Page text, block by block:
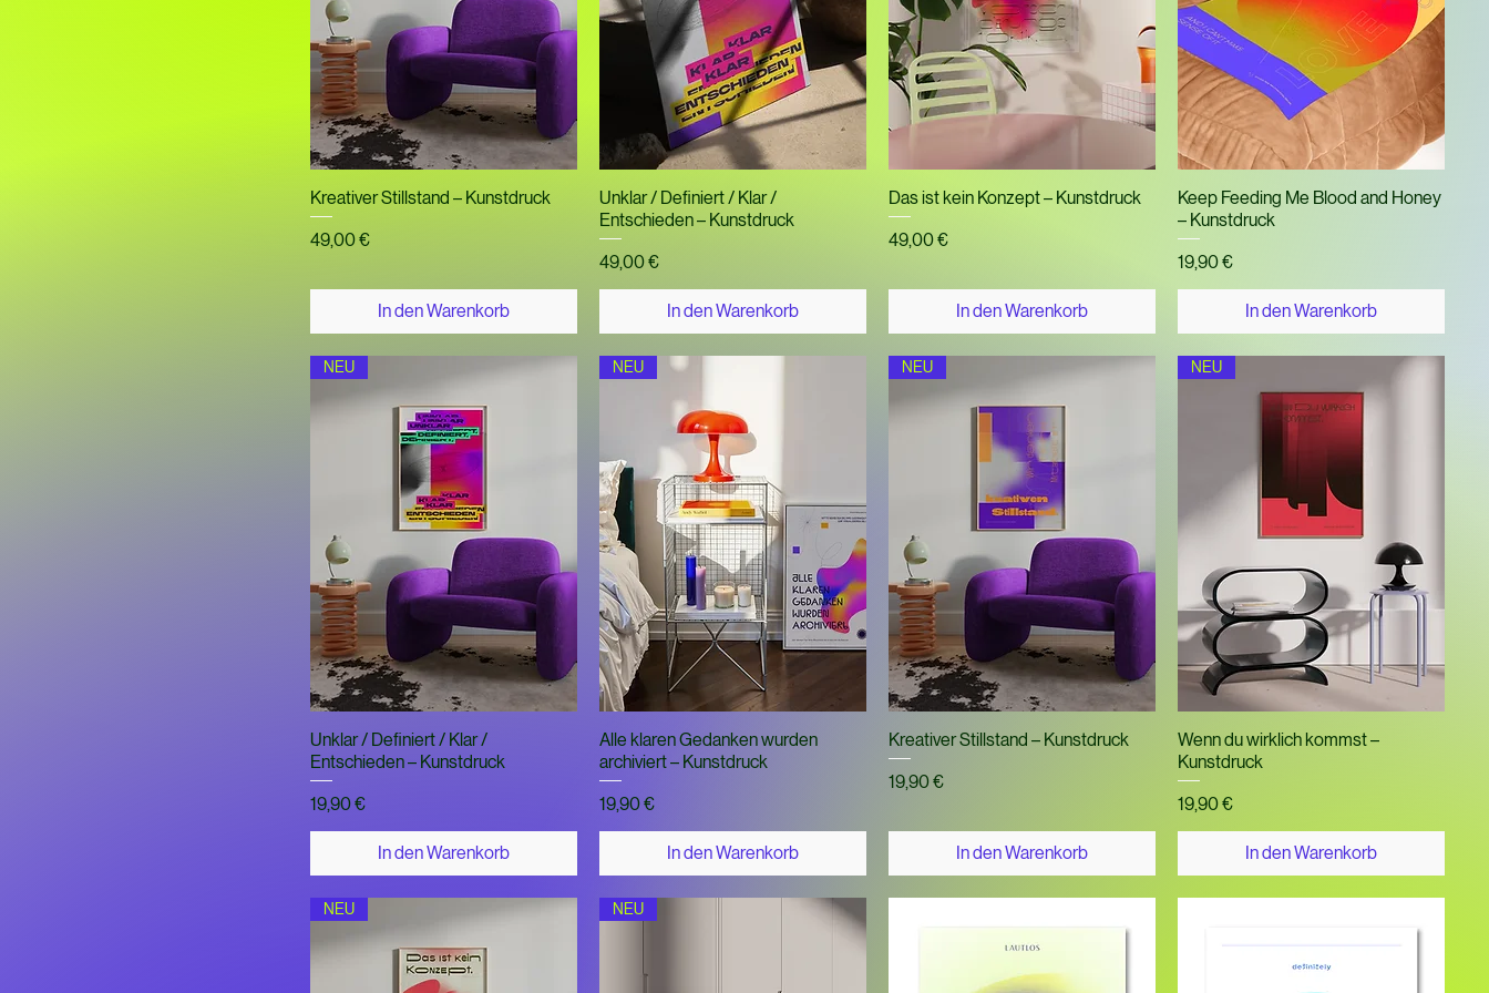
Schnellansicht
Kreativer Stillstand – Kunstdruck
Preis
49,00 €
In den Warenkorb
Schnellansicht
Unklar / Definiert / Klar /
Entschieden – Kunstdruck
Preis
49,00 €
In den Warenkorb
Schnellansicht
Das ist kein Konzept – Kunstdruck
Preis
49,00 €
In den Warenkorb
Schnellansicht
Keep Feeding Me Blood and Honey
– Kunstdruck
Preis
19,90 €
In den Warenkorb
Schnellansicht
NEU
Unklar / Definiert / Klar /
Entschieden – Kunstdruck
Preis
19,90 €
In den Warenkorb
Schnellansicht
NEU
Alle klaren Gedanken wurden
archiviert – Kunstdruck
Preis
19,90 €
In den Warenkorb
Schnellansicht
NEU
Kreativer Stillstand – Kunstdruck
Preis
19,90 €
In den Warenkorb
Schnellansicht
NEU
Wenn du wirklich kommst –
Kunstdruck
Preis
19,90 €
In den Warenkorb
NEU NEU